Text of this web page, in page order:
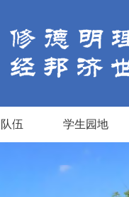
伍 学生园地